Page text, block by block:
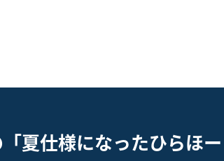
夏仕様になったひらほー